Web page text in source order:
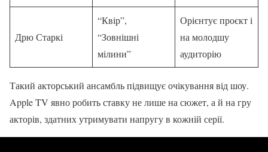
Дрю Старкі
“Квір”,
“Зовнішні
мілини”
Орієнтує проєкт і
на молодшу
аудиторію
Такий акторський ансамбль підвищує очікування від шоу.
Apple TV явно робить ставку не лише на сюжет, а й на гру
акторів, здатних утримувати напругу в кожній серії.